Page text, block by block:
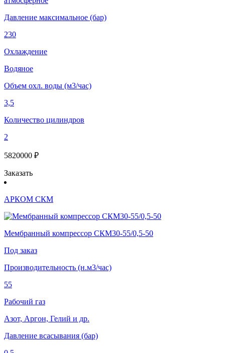
Давление максимальное (бар)
230
Охлаждение
Водяное
Объем охл. воды (м3/час)
3,5
Количество цилиндров
2
5820000 ₽
Заказать
АРКОМ СКМ
Мембранный компрессор СКМ30-55/0,5-50
Под заказ
Производительность (н.м3/час)
55
Рабочий газ
Азот, Аргон, Гелий и др.
Давление всасывания (бар)